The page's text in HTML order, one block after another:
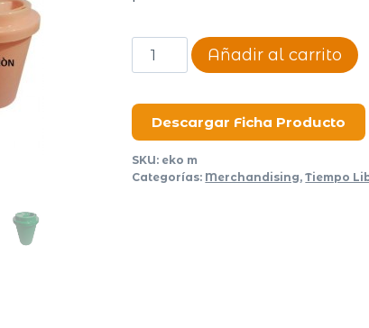
Vaso
Ekom
Añadir al carrito
Descargar Ficha Producto
SKU: eko m
Categorías: Merchandising,Tiempo